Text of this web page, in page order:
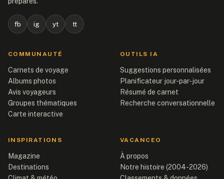
fb ig yt tt
COMMUNAUTÉ
Carnets de voyage
Albums photos
Avis voyageurs
Groupes thématiques
Carte interactive
OUTILS IA
Suggestions personnalisées
Planificateur jour-par-jour
Résumé de carnet
Recherche conversationnelle
INSPIRATIONS
Magazine
Destinations
VACANCEO
À propos
Notre histoire (2004-2026)